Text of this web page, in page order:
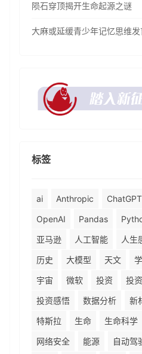
陨石穿顶揭开生命起源之谜
大麻或延缓青少年记忆思维发
标签
ai Anthropic ChatGPT
OpenAI
Pandas
亚马逊
人工智能 人生
历史
大模型 天文
宇宙
微软 投资 投
投资感悟
数据分析 新
特斯拉
生命 生命科学
网络安全
能源 自动驾